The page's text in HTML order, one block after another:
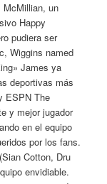
McMillian, un
Happy
pudiera ser
Wiggins named
James ya
deportivas más
ESPN The
y mejor jugador
en el equipo
por los fans.
Cotton, Dru
envidiable.